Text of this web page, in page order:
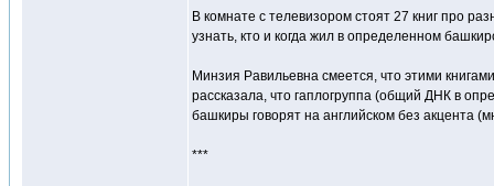
В комнате с телевизором стоят 27 книг про
узнать, кто и когда жил в определенном
Минзия Равильевна смеется, что этими
рассказала, что гаплогруппа (общий ДНК в
башкиры говорят на английском без акцента
***